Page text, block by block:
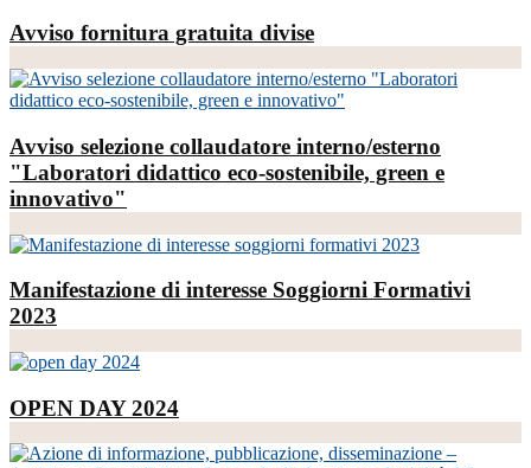
Avviso fornitura gratuita divise
Avviso selezione collaudatore interno/esterno
"Laboratori didattico eco-sostenibile, green e
innovativo"
Manifestazione di interesse Soggiorni Formativi
2023
OPEN DAY 2024